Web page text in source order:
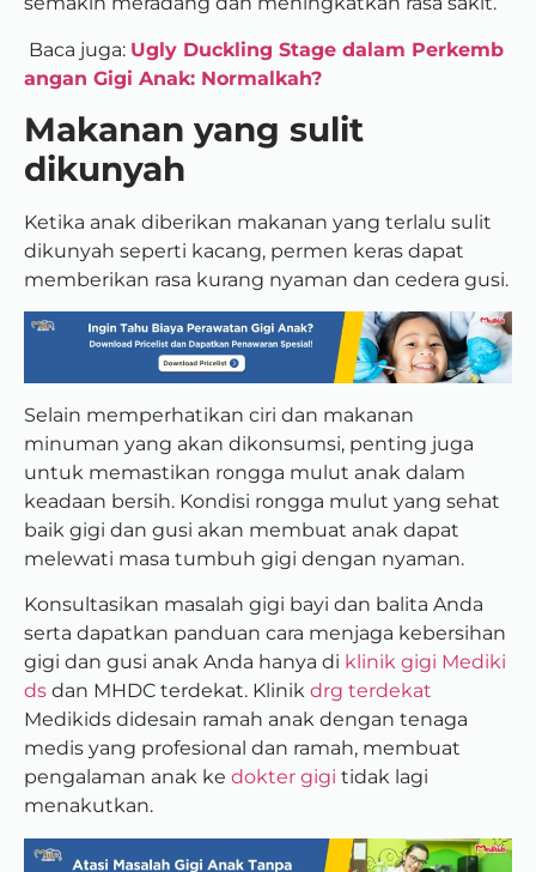
Baca juga: Ugly Duckling Stage dalam Perkemb
angan Gigi Anak: Normalkah?
Makanan yang sulit
dikunyah
Ketika anak diberikan makanan yang terlalu sulit
dikunyah seperti kacang, permen keras dapat
memberikan rasa kurang nyaman dan cedera gusi.
Selain memperhatikan ciri dan makanan
minuman yang akan dikonsumsi, penting juga
untuk memastikan rongga mulut anak dalam
keadaan bersih. Kondisi rongga mulut yang sehat
baik gigi dan gusi akan membuat anak dapat
melewati masa tumbuh gigi dengan nyaman.
Konsultasikan masalah gigi bayi dan balita Anda
serta dapatkan panduan cara menjaga kebersihan
gigi dan gusi anak Anda hanya di klinik gigi Mediki
ds dan MHDC terdekat. Klinik drg terdekat
Medikids didesain ramah anak dengan tenaga
medis yang profesional dan ramah, membuat
pengalaman anak ke dokter gigi tidak lagi
menakutkan.